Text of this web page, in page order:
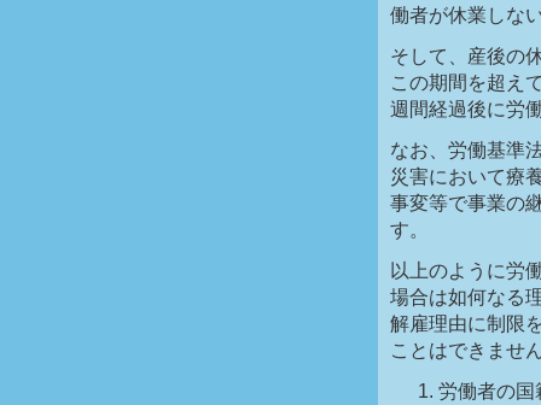
働者が休業しな
そして、産後の
この期間を超え
週間経過後に労
なお、労働基準
災害において療
事変等で事業の
す。
以上のように労
場合は如何なる
解雇理由に制限
ことはできませ
労働者の国